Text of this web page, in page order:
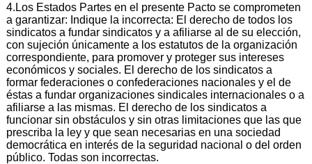
4.Los Estados Partes en el presente Pacto se comprometen
a garantizar: Indique la incorrecta: El derecho de todos los
sindicatos a fundar sindicatos y a afiliarse al de su elección,
con sujeción únicamente a los estatutos de la organización
correspondiente, para promover y proteger sus intereses
económicos y sociales. El derecho de los sindicatos a
formar federaciones o confederaciones nacionales y el de
éstas a fundar organizaciones sindicales internacionales o a
afiliarse a las mismas. El derecho de los sindicatos a
funcionar sin obstáculos y sin otras limitaciones que las que
prescriba la ley y que sean necesarias en una sociedad
democrática en interés de la seguridad nacional o del orden
público. Todas son incorrectas.